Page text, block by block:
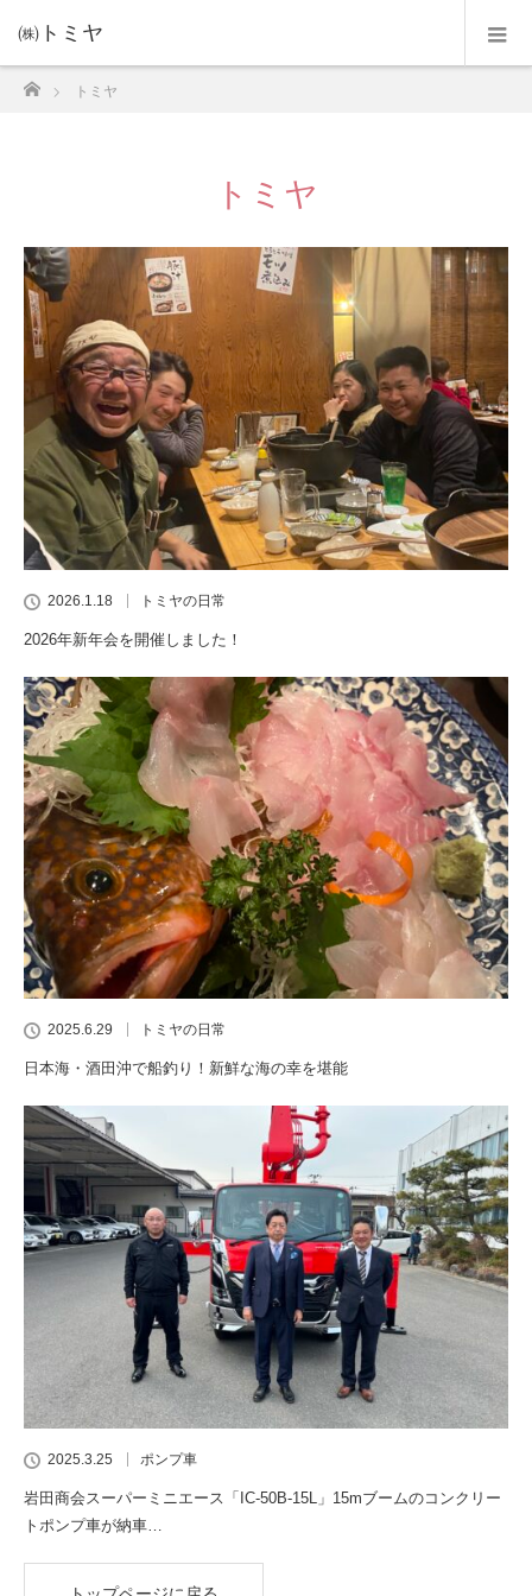
㈱トミヤ
ホーム
トミヤ
トミヤ
2026.1.18 トミヤの日常
2026年新年会を開催しました！
2025.6.29 トミヤの日常
日本海・酒田沖で船釣り！新鮮な海の幸を堪能
2025.3.25 ポンプ車
岩田商会スーパーミニエース「IC-50B-15L」15mブームのコンクリー
トポンプ車が納車…